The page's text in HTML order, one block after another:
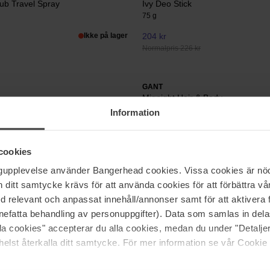
Information
använder Bangerhead cookies. Vissa cookies är
ditt samtycke krävs för att använda cookies för att förbättra
relevant och anpassat innehåll/annonser samt för att aktivera
behandling av personuppgifter). Data som samlas in
cookies" accepterar du alla cookies, medan du under
återkalla ditt samtycke. För mer information se vår
Travel Spray
Ikke på lager
Ivy Deo Stick
75 g
204 kr
Normalpris 226 kr
GANT
Mignight Hair & Body
Shower Gel
GANT
Ivy
50 ml
477 kr
Normalpris 530 kr